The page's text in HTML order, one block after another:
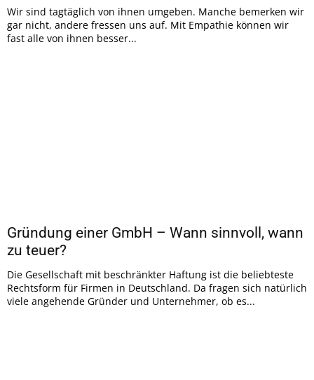
Wir sind tagtäglich von ihnen umgeben. Manche bemerken wir
gar nicht, andere fressen uns auf. Mit Empathie können wir
fast alle von ihnen besser...
Gründung einer GmbH – Wann sinnvoll, wann
zu teuer?
Die Gesellschaft mit beschränkter Haftung ist die beliebteste
Rechtsform für Firmen in Deutschland. Da fragen sich natürlich
viele angehende Gründer und Unternehmer, ob es...